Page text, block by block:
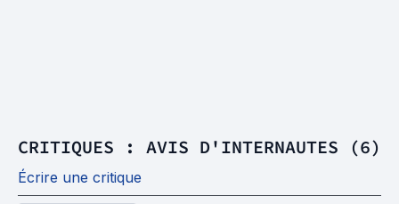
CRITIQUES : AVIS D'INTERNAUTES (6)
Écrire une critique